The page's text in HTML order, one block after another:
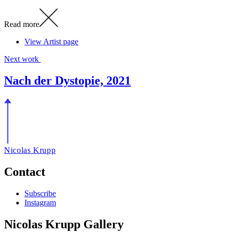
Read more
View Artist page
Next work
Nach der Dystopie, 2021
Nicolas Krupp
Contact
Subscribe
Instagram
Nicolas Krupp Gallery